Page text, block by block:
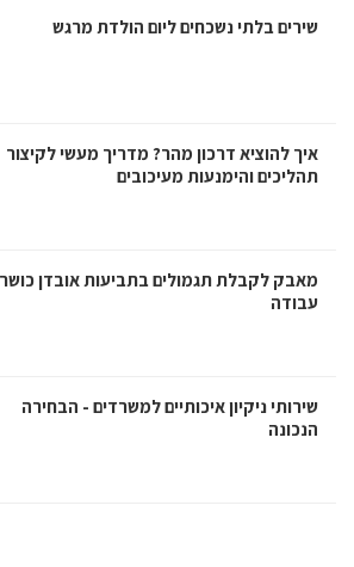
שירים בלתי נשכחים ליום הולדת מרגש
איך להוציא דרכון מהר? מדריך מעשי לקיצור
תהליכים והימנעות מעיכובים
מאבק לקבלת תגמולים בתביעות אובדן כושר
עבודה
שירותי ניקיון איכותיים למשרדים - הבחירה
הנכונה